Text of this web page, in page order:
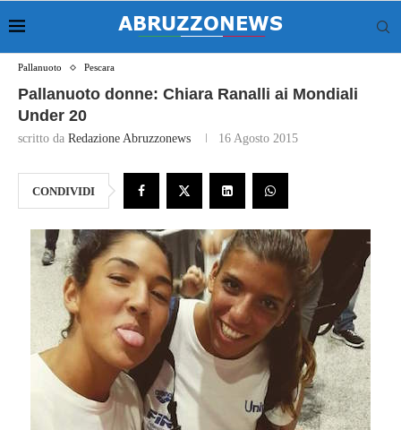
Pallanuoto Pescara
Pallanuoto donne: Chiara Ranalli ai Mondiali
Under 20
scritto da Redazione Abruzzonews 16 Agosto 2015
CONDIVIDI